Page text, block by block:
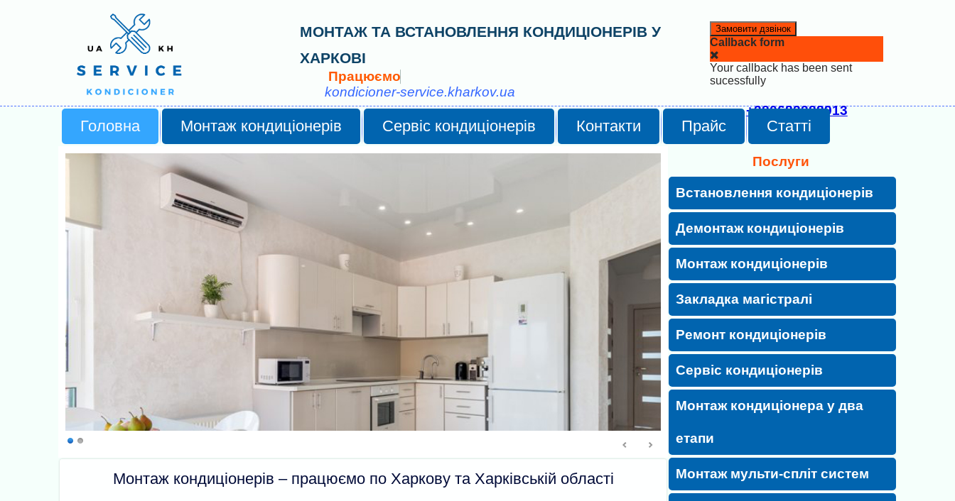
МОНТАЖ ТА ВСТАНОВЛЕННЯ КОНДИЦІОНЕРІВ У
ХАРКОВІ
Працюємо
kondicioner-service.kharkov.ua
Замовити дзвінок
Callback form
Your callback has been sent
sucessfully
+380683388913
Головна Монтаж кондиціонерів Сервіс кондиціонерів Контакти Прайс Статті
Монтаж кондиціонерів – працюємо по Харкову та Харківській області
Послуги
Встановлення кондиціонерів
Демонтаж кондиціонерів
Монтаж кондиціонерів
Закладка магістралі
Ремонт кондиціонерів
Сервіс кондиціонерів
Монтаж кондиціонера у два
етапи
Монтаж мульти-спліт систем